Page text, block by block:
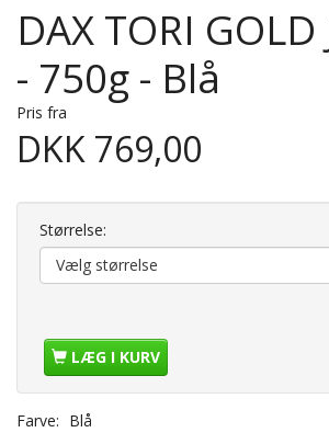
DAX TORI GOLD
- 750g - Blå
Pris fra
DKK 769,00
Størrelse:
LÆG I KURV
Farve: Blå